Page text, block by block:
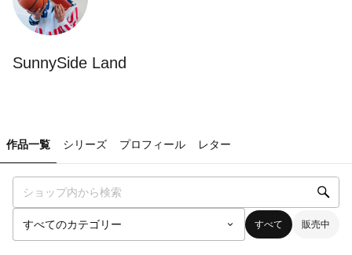
SunnySide Land
作品一覧 シリーズ プロフィール レター
すべて 販売中